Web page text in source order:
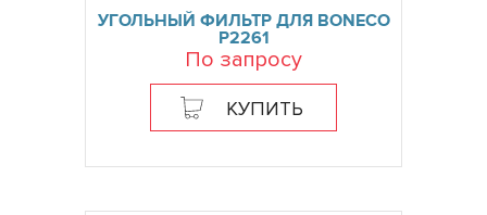
УГОЛЬНЫЙ ФИЛЬТР ДЛЯ BONECO
P2261
По запросу
КУПИТЬ